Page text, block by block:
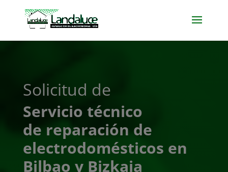
Solicitud de
Servicio técnico
de reparación de
electrodomésticos en
Bilbao y Bizkaia